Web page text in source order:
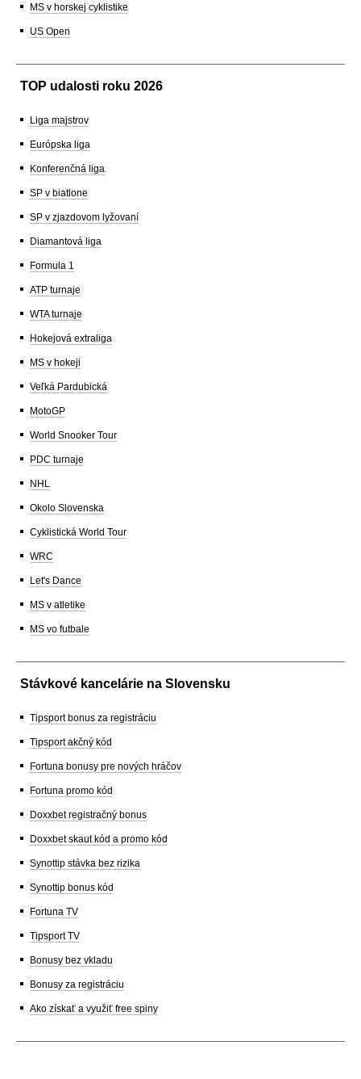
MS v horskej cyklistike
US Open
TOP udalosti roku 2026
Liga majstrov
Európska liga
Konferenčná liga
SP v biatlone
SP v zjazdovom lyžovaní
Diamantová liga
Formula 1
ATP turnaje
WTA turnaje
Hokejová extraliga
MS v hokeji
Veľká Pardubická
MotoGP
World Snooker Tour
PDC turnaje
NHL
Okolo Slovenska
Cyklistická World Tour
WRC
Let's Dance
MS v atletike
MS vo futbale
Stávkové kancelárie na Slovensku
Tipsport bonus za registráciu
Tipsport akčný kód
Fortuna bonusy pre nových hráčov
Fortuna promo kód
Doxxbet registračný bonus
Doxxbet skaut kód a promo kód
Synottip stávka bez rizika
Synottip bonus kód
Fortuna TV
Tipsport TV
Bonusy bez vkladu
Bonusy za registráciu
Ako získať a využiť free spiny